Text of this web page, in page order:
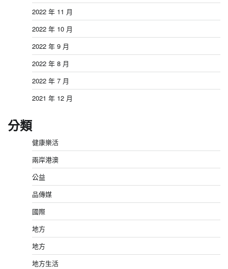
2022 年 11 月
2022 年 10 月
2022 年 9 月
2022 年 8 月
2022 年 7 月
2021 年 12 月
分類
健康樂活
兩岸港澳
公益
品傳媒
國際
地方
地方
地方生活